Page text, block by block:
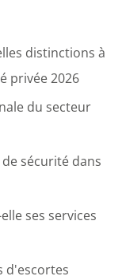
distinctions à
privée 2026
du secteur
sécurité dans
ses services
d'escortes